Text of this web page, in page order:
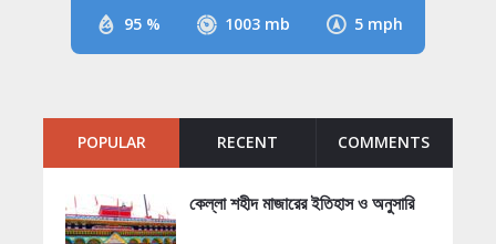
95 % 1003 mb 5 mph
POPULAR RECENT COMMENTS
কেল্লা শহীদ মাজারের ইতিহাস ও অনুসারি